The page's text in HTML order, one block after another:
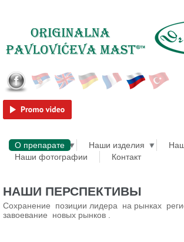
СрпскиEnglishDeutsch
О препарате Наши изделия
Наши фотографии
Контакт
НАШИ ПЕРСПЕКТИВЫ
Сохранение позиции лидера на рынках
завоевание новых рынков .